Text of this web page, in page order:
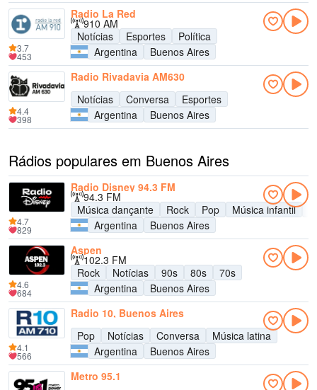
Radio La Red
910 AM
Notícias
Esportes
Política
Argentina
Buenos Aires
3.7
453
Radio Rivadavia AM630
Notícias
Conversa
Esportes
Argentina
Buenos Aires
4.4
398
Rádios populares em Buenos Aires
Radio Disney 94.3 FM
94.3 FM
Música dançante
Rock Pop Música infantil
Argentina
Buenos Aires
4.7
829
Aspen
102.3 FM
Rock
Notícias 90s 80s
70s
Argentina
Buenos Aires
4.6
684
Radio 10, Buenos Aires
Pop
Notícias Conversa
Música latina
Argentina
Buenos Aires
4.1
566
Metro 95.1